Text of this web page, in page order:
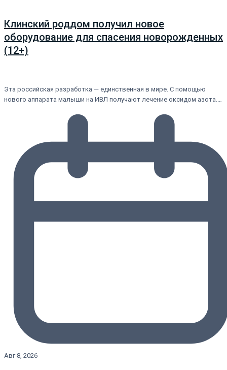
Клинский роддом получил новое
оборудование для спасения новорожденных
(12+)
Эта российская разработка — единственная в мире. С помощью
нового аппарата малыши на ИВЛ получают лечение оксидом азота.…
Авг 8, 2026